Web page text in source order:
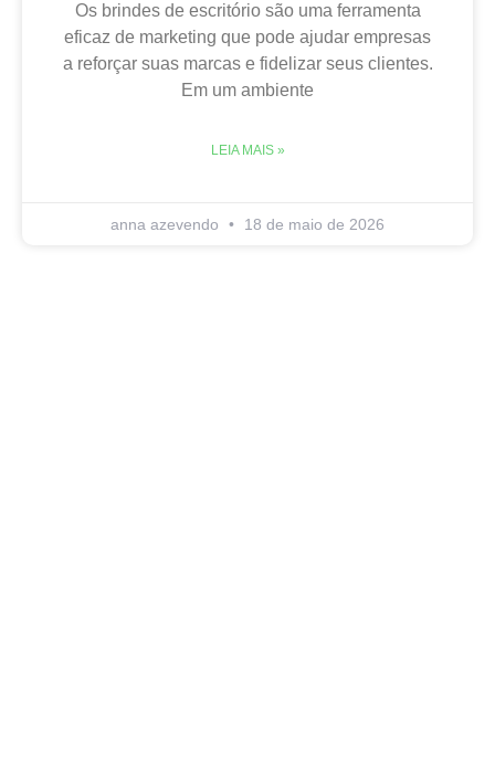
Os brindes de escritório são uma ferramenta
eficaz de marketing que pode ajudar empresas
a reforçar suas marcas e fidelizar seus clientes.
Em um ambiente
LEIA MAIS »
anna azevendo 18 de maio de 2026